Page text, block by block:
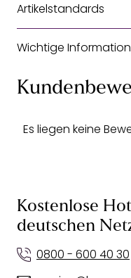
Artikelstandards
Wichtige
Es liegen keine
Kostenlose
deutschen
0800 - 600 40 30